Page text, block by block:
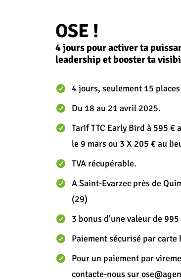
OSE !
4 jours pour activer ta
leadership et booster ta
4 jours, seulement 15
Du 18 au 21 avril 2025.
Tarif TTC Early Bird à 595 €
le 9 mars ou 3 X 205 € au
TVA récupérable.
A Saint-Evarzec près de
(29)
3 bonus d'une valeur de
Paiement sécurisé par carte
Pour un paiement par
contacte-nous sur